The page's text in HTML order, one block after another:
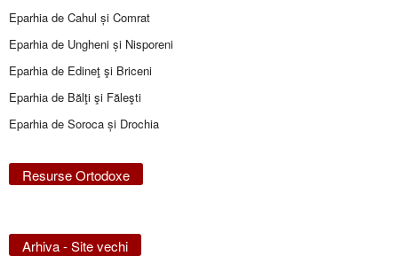
Eparhia de Cahul și Comrat
Eparhia de Ungheni și Nisporeni
Eparhia de Edineţ şi Briceni
Eparhia de Bălţi şi Făleşti
Eparhia de Soroca și Drochia
Resurse Ortodoxe
Arhiva - Site vechi